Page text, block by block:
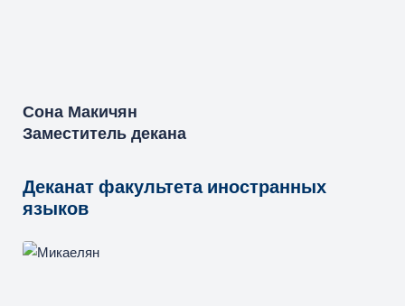
Сона Макичян
Заместитель декана
Деканат факультета иностранных
языков